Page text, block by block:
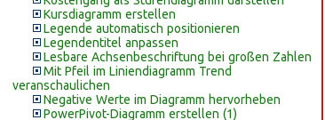
Kursdiagramm erstellen
Legende automatisch positionieren
Legendentitel anpassen
Lesbare Achsenbeschriftung bei großen Zahlen
Mit Pfeil im Liniendiagramm Trend
veranschaulichen
Negative Werte im Diagramm hervorheben
PowerPivot-Diagramm erstellen (1)